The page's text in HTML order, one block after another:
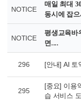
NOTICE
매일 최대
동시에 잡
NOTICE
평생교육바
면....
296 [안내] AI 토
295
[중요] 이용
습 서비스